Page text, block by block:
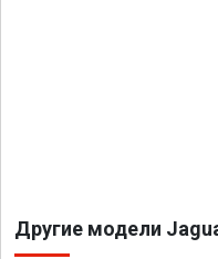
Другие модели